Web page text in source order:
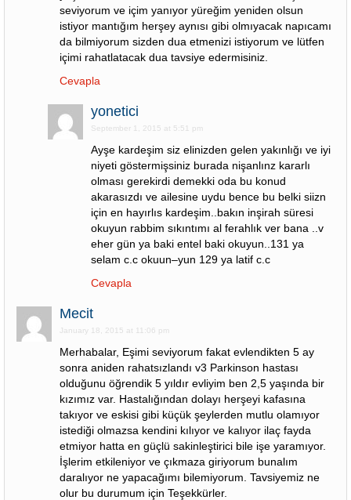
seviyorum ve içim yanıyor yüreğim yeniden olsun
istiyor mantığım herşey aynısı gibi olmıyacak napıcamı
da bilmiyorum sizden dua etmenizi istiyorum ve lütfen
içimi rahatlatacak dua tavsiye edermisiniz.
Cevapla
yonetici
September 1, 2015 at 5:51 pm
Ayşe kardeşim siz elinizden gelen yakınlığı ve iyi
niyeti göstermişsiniz burada nişanlınz kararlı
olması gerekirdi demekki oda bu konud
akarasızdı ve ailesine uydu bence bu belki siizn
için en hayırlıs kardeşim..bakın inşirah süresi
okuyun rabbim sıkıntımı al ferahlık ver bana ..v
eher gün ya baki entel baki okuyun..131 ya
selam c.c okuun–yun 129 ya latif c.c
Cevapla
Mecit
January 18, 2015 at 11:06 pm
Merhabalar, Eşimi seviyorum fakat evlendikten 5 ay
sonra aniden rahatsızlandı v3 Parkinson hastası
olduğunu öğrendik 5 yıldır evliyim ben 2,5 yaşında bir
kızımız var. Hastalığından dolayı herşeyi kafasına
takıyor ve eskisi gibi küçük şeylerden mutlu olamıyor
istediği olmazsa kendini kılıyor ve kalıyor ilaç fayda
etmiyor hatta en güçlü sakinleştirici bile işe yaramıyor.
İşlerim etkileniyor ve çıkmaza giriyorum bunalım
daralıyor ne yapacağımı bilemiyorum. Tavsiyemiz ne
olur bu durumum için Teşekkürler.